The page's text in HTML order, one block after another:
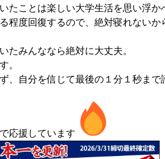
たことは楽しい大学生活を思い浮
程度回復するので、絶対寝れない
たみんななら絶対に大丈夫。
。
、自分を信じて最後の１分１秒まで
応援しています